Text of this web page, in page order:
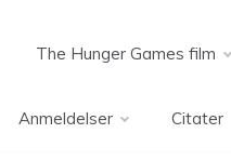
The Hunger Games film
Anmeldelser Citater